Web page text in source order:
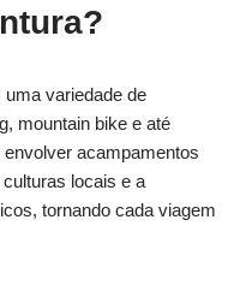
variedade de
mountain bike e até
acampamentos
locais e a
tornando cada viagem